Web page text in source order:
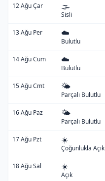
12 Ağu Çar 🌫️
Sisli
13 Ağu Per ☁️
Bulutlu
14 Ağu Cum ☁️
Bulutlu
15 Ağu Cmt 🌤️
Parçalı Bulutlu
16 Ağu Paz 🌤️
Parçalı Bulutlu
17 Ağu Pzt ☀️
Çoğunlukla Açık
18 Ağu Sal ☀️
Açık